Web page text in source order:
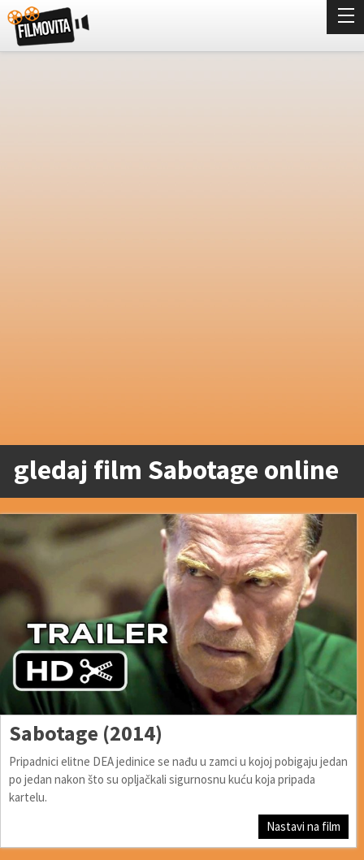
gledaj film Sabotage online
Sabotage (2014)
Pripadnici elitne DEA jedinice se nađu u zamci u kojoj pobigaju jedan
po jedan nakon što su opljačkali sigurnosnu kuću koja pripada
kartelu.
Nastavi na film